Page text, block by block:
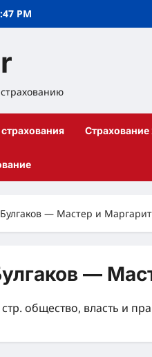
PM
— Мастер и
—
общество, власть и